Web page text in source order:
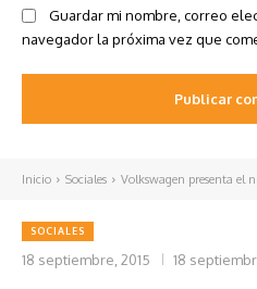
Guardar mi nombre, correo
navegador la próxima vez que